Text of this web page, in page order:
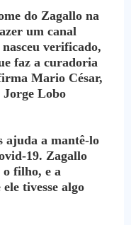
do Zagallo na
um canal
verificado,
faz a curadoria
Mario César,
Lobo
ajuda a mantê-lo
19. Zagallo
o filho, e a
tivesse algo